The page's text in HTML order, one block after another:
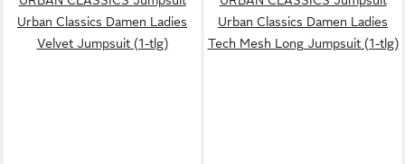
Urban Classics Damen Ladies
Velvet Jumpsuit (1-tlg)
Urban Classics Damen Ladies
Tech Mesh Long Jumpsuit (1-tlg)